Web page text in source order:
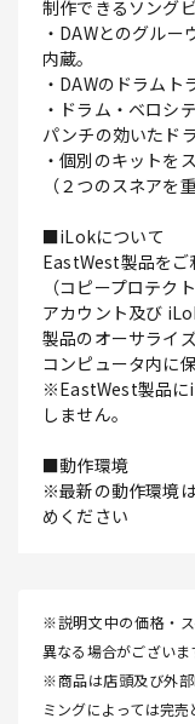
制作できるソング
・DAWとのグル
内蔵。
・DAWのドラムト
・ドラム・ベロシ
パンチの効いたドラ
・個別のキットを
（２つのスネアを
■iLokについて
EastWest製品をご
（コピープロテ
アカウント及び
製品のオーサライ
コンピュータ内に
※EastWest製品に
しません。
■動作環境
※最新の動作環境
めください
※説明文中の価格・
異なる場合がございま
※商品は店頭及び外
ミングによっては完売